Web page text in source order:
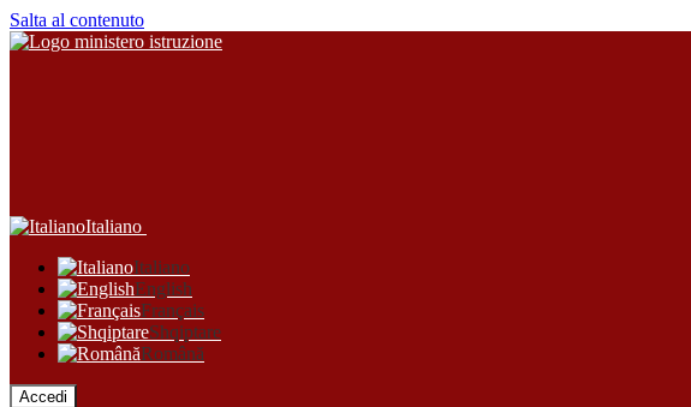
Salta al contenuto
Italiano
Italiano
English
Français
Shqiptare
Română
Accedi